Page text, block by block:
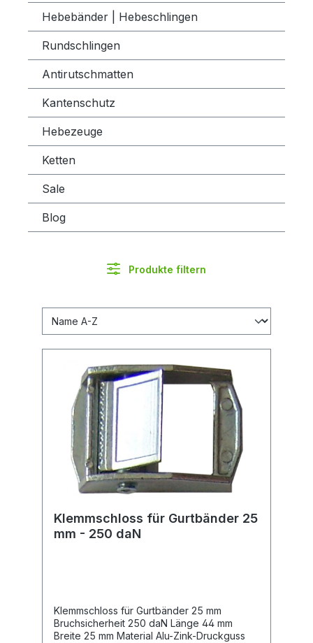
Hebebänder | Hebeschlingen
Rundschlingen
Antirutschmatten
Kantenschutz
Hebezeuge
Ketten
Sale
Blog
Produkte filtern
Klemmschloss für Gurtbänder 25
mm - 250 daN
Klemmschloss für Gurtbänder 25 mm
Bruchsicherheit 250 daN Länge 44 mm
Breite 25 mm Material Alu-Zink-Druckguss